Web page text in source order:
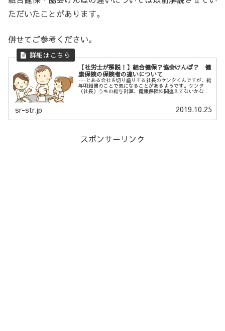
ただいたことがあります。
併せてご参考ください。
【社労士が解説！】組合健保？協会けんぽ？ 健
康保険の保険者の違いについて
---とある会社を切り盛りする社長のケンタくんですが、給
与明細書のことで気になることがあるようです。ケンタ
（社長）うちの給与計算、健康保険料間違えてないかな？
sr-str.jp 2019.10.25
スポンサーリンク